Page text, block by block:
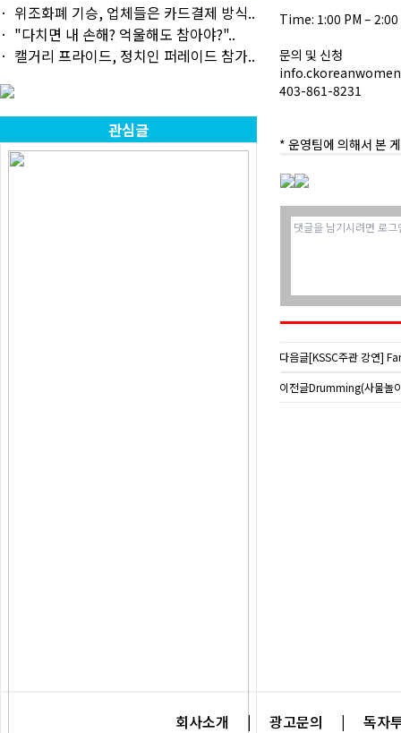
위조화폐 기승, 업체들은 카드결제 방식..
"다치면 내 손해? 억울해도 참아야?"..
캘거리 프라이드, 정치인 퍼레이드 참가..
관심글
Time: 1:00 PM – 2:00
문의 및 신청
403-861-8231
* 운영팀에 의해서 본
다음글[KSSC주관 강연]
이전글Drumming(사물놀
회사소개 | 광고문의 | 독자